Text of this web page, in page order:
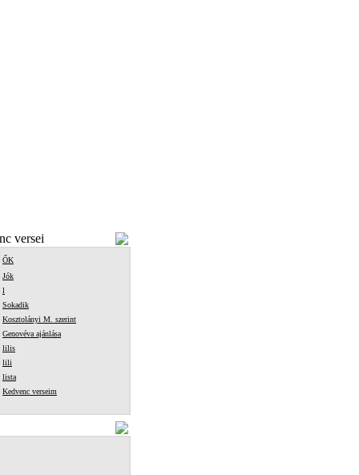
versei
ŐK
Jók
l
Sokadik
Kosztolányi M. szerint
Genovéva ajánlása
lilis
lili
lista
Kedvenc verseim